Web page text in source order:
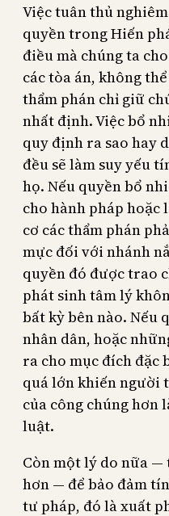
Việc tuân thủ
quyền trong Hiến
điều mà chúng ta
các tòa án, không
thẩm phán chỉ giữ
nhất định. Việc bổ
quy định ra sao hay
đều sẽ làm suy yếu
họ. Nếu quyền bổ
cho hành pháp hoặc
cơ các thẩm phán
mực đối với nhánh
quyền đó được trao
phát sinh tâm lý
bất kỳ bên nào. Nếu
nhân dân, hoặc
ra cho mục đích đặc
quá lớn khiến người
của công chúng hơn
luật.
Còn một lý do nữa
hơn — để bảo đảm
tư pháp, đó là xuất